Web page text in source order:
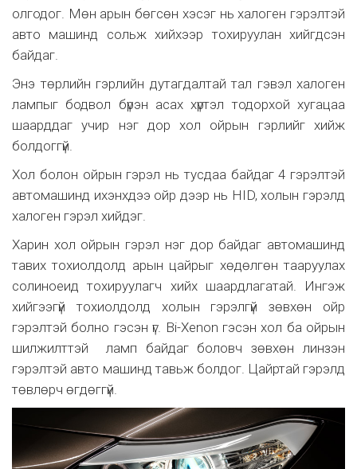
олгодог. Мөн арын бөгсөн хэсэг нь халоген гэрэлтэй
авто машинд сольж хийхээр тохируулан хийгдсэн
байдаг.
Энэ төрлийн гэрлийн дутагдалтай тал гэвэл халоген
лампыг бодвол бүрэн асах хүртэл тодорхой хугацаа
шаарддаг учир нэг дор хол ойрын гэрлийг хийж
болдоггүй.
Хол болон ойрын гэрэл нь тусдаа байдаг 4 гэрэлтэй
автомашинд ихэнхдээ ойр дээр нь HID, холын гэрэлд
халоген гэрэл хийдэг.
Харин хол ойрын гэрэл нэг дор байдаг автомашинд
тавих тохиолдолд арын цайрыг хөдөлгөн тааруулах
солиноеид тохируулагч хийх шаардлагатай. Ингэж
хийгээгүй тохиолдолд холын гэрэлгүй зөвхөн ойр
гэрэлтэй болно гэсэн үг. Bi-Xenon гэсэн хол ба ойрын
шилжилттэй ламп байдаг боловч зөвхөн линзэн
гэрэлтэй авто машинд тавьж болдог. Цайртай гэрэлд
төвлөрч өгдөггүй.